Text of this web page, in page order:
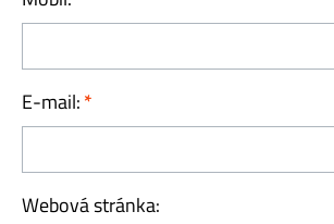
E-mail:
Webová stránka: